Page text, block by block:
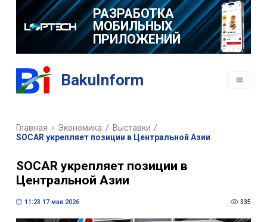
РАЗРАБОТКА
МОБИЛЬНЫХ
ПРИЛОЖЕНИЙ
BakuInform
Главная Экономика / Выставки /
SOCAR укрепляет позиции в Центральной Азии
SOCAR укрепляет позиции в
Центральной Азии
11:23 17 мая 2026 335